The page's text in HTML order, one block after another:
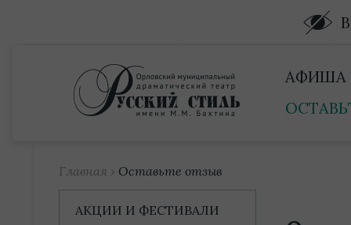
АФИША
Главная › Оставьте отзыв
АКЦИИ И ФЕСТИВАЛИ